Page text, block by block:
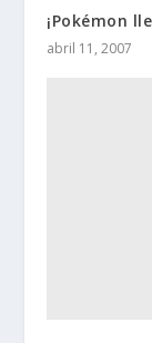
¡Pokémon
abril 11, 2007